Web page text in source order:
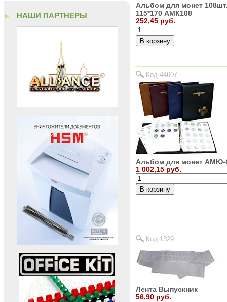
Альбом для монет
115*170 АМК108
252,45 руб.
Код 44607
Альбом для монет
1 002,15 руб.
Код 1329
Лента Выпускник
56,90 руб.
НАШИ ПАРТНЕРЫ